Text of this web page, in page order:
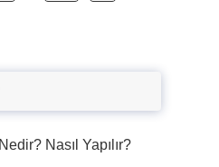
Nasıl Yapılır?